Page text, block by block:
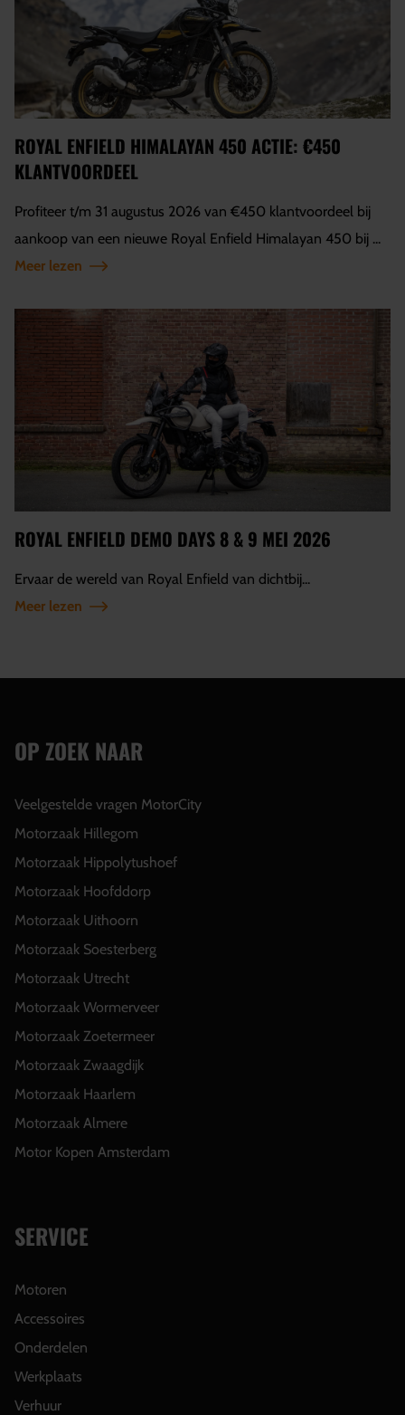
ROYAL ENFIELD HIMALAYAN 450 ACTIE: €450
KLANTVOORDEEL
Profiteer t/m 31 augustus 2026 van €450 klantvoordeel bij
aankoop van een nieuwe Royal Enfield Himalayan 450 bij ...
Meer lezen
ROYAL ENFIELD DEMO DAYS 8 & 9 MEI 2026
Ervaar de wereld van Royal Enfield van dichtbij...
Meer lezen
OP ZOEK NAAR
Veelgestelde vragen MotorCity
Motorzaak Hillegom
Motorzaak Hippolytushoef
Motorzaak Hoofddorp
Motorzaak Uithoorn
Motorzaak Soesterberg
Motorzaak Utrecht
Motorzaak Wormerveer
Motorzaak Zoetermeer
Motorzaak Zwaagdijk
Motorzaak Haarlem
Motorzaak Almere
Motor Kopen Amsterdam
SERVICE
Motoren
Accessoires
Onderdelen
Werkplaats
Verhuur